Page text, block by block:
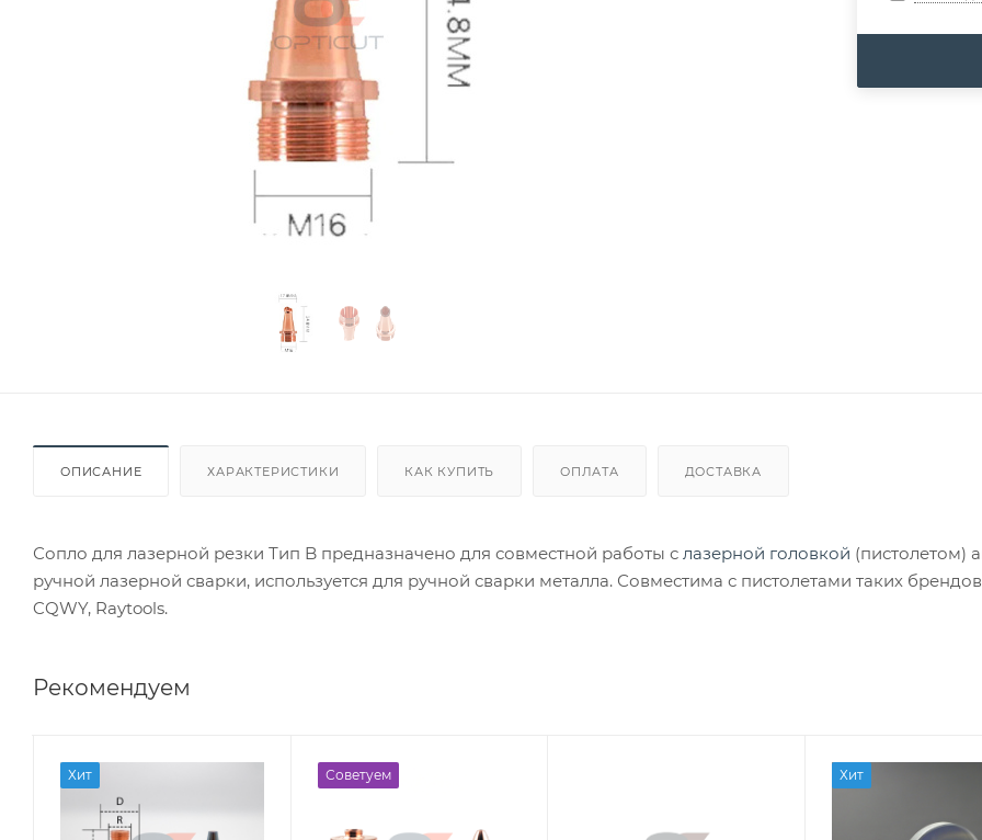
ОПИСАНИЕ ХАРАКТЕРИСТИКИ КАК КУПИТЬ ОПЛАТА ДОСТАВКА
Сопло для лазерной резки Тип B предназначено для совместной работы с лазерной головкой (пистолетом)
ручной лазерной сварки, используется для ручной сварки металла. Совместима с пистолетами таких
CQWY, Raytools.
Рекомендуем
Хит Советуем Хит